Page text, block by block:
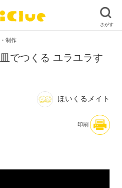
制作
でつくる ユラユラす
ほいくるメイト
印刷